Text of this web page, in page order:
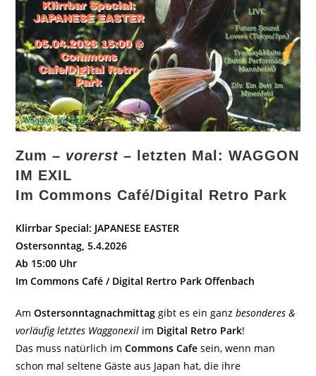
Zum – vorerst – letzten Mal: WAGGON
IM EXIL
Im Commons Café/Digital Retro Park
Klirrbar Special: JAPANESE EASTER
Ostersonntag, 5.4.2026
Ab 15:00 Uhr
Im Commons Café / Digital Rertro Park Offenbach
AmOstersonntagnachmittag gibt es ein ganzbesonderes &
vorläufig letztes Waggonexil im Digital Retro Park!
Das muss natürlich imCommons Cafe sein, wenn man
schon mal seltene Gäste aus Japan hat, die ihre